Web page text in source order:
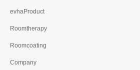
evhaProduct
Roomtherapy
Roomcoating
Company